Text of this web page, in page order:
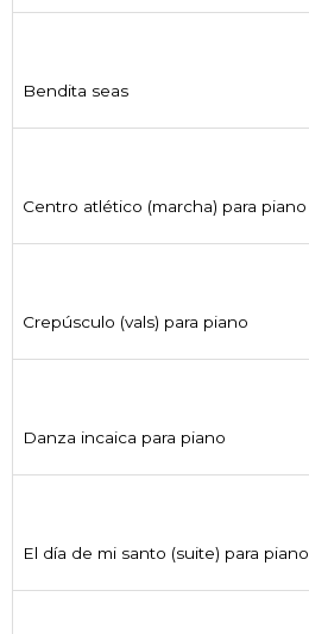
Bendita seas
Centro atlético (marcha) para piano
Crepúsculo (vals) para piano
Danza incaica para piano
El día de mi santo (suite) para piano